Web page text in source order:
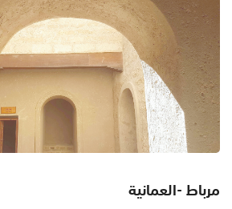
مرباط -العمانية